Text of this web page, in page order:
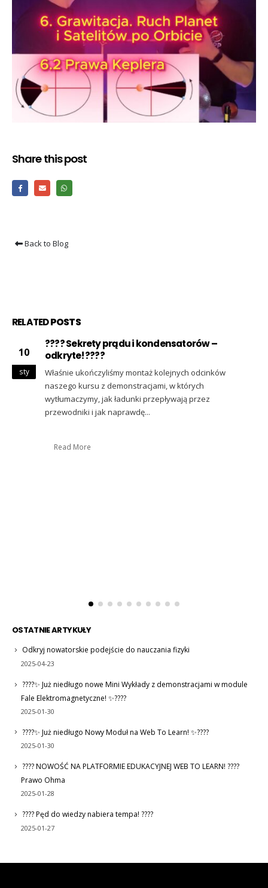
Share this post
Back to Blog
RELATEDPOSTS
14
sty
????✨ Rezonans, dudnienia i tajemnica
węzłów – czy wiesz, co kryje się w tych
zjawiskach? ✨????
Co sprawia, że mosty mogą wibrować w rytm kroków, a
kieliszki pękać od dźwięku? Dlaczego instrumenty brzmią
tak pięknie, a...
Read More
OSTATNIE ARTYKUŁY
Odkryj nowatorskie podejście do nauczania fizyki
2025-04-23
????✨ Już niedługo nowe Mini Wykłady z demonstracjami w module
Fale Elektromagnetyczne! ✨????
2025-01-30
????✨ Już niedługo Nowy Moduł na Web To Learn! ✨????
2025-01-30
???? NOWOŚĆ NA PLATFORMIE EDUKACYJNEJ WEB TO LEARN! ????
Prawo Ohma
2025-01-28
???? Pęd do wiedzy nabiera tempa! ????
2025-01-27